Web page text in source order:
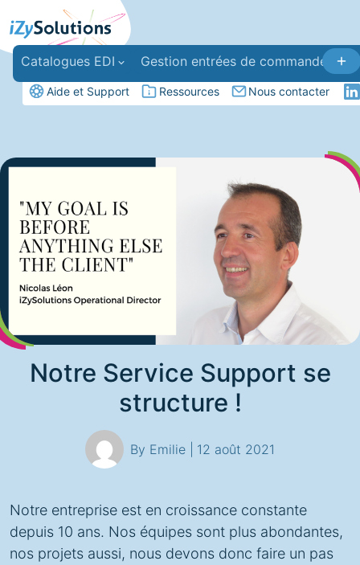
Aide et Support Ressources Nous contacter
Catalogues EDI Gestion entrées de commandes
Notre Service Support se
structure !
By Emilie | 12 août 2021
Notre entreprise est en croissance constante
depuis 10 ans. Nos équipes sont plus abondantes,
nos projets aussi, nous devons donc faire un pas